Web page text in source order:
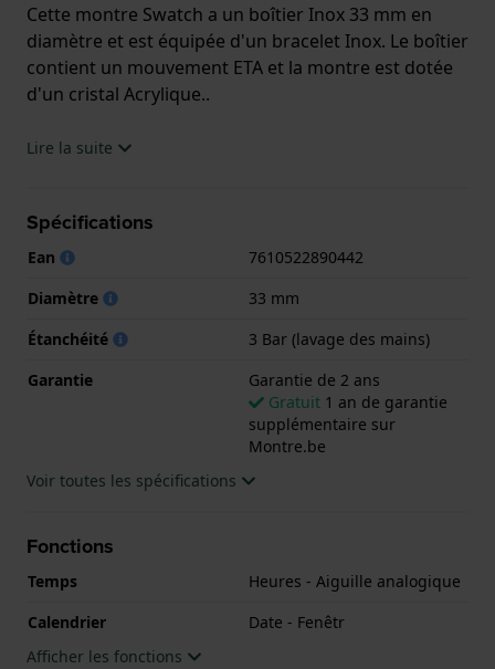
Cette montre Swatch a un boîtier Inox 33 mm en
diamètre et est équipée d'un bracelet Inox. Le boîtier
contient un mouvement ETA et la montre est dotée
d'un cristal Acrylique..
La montre est 3 ATM. Cela signifie que la montre est
.
Lire la suite
Spécifications
Ean
7610522890442
Diamètre
33 mm
Étanchéité
3 Bar (lavage des mains)
Garantie
Garantie de 2 ans
Gratuit 1 an de garantie
supplémentaire sur
Montre.be
Voir toutes les spécifications
Fonctions
Temps
Heures - Aiguille analogique
Calendrier
Date - Fenêtr
Afficher les fonctions